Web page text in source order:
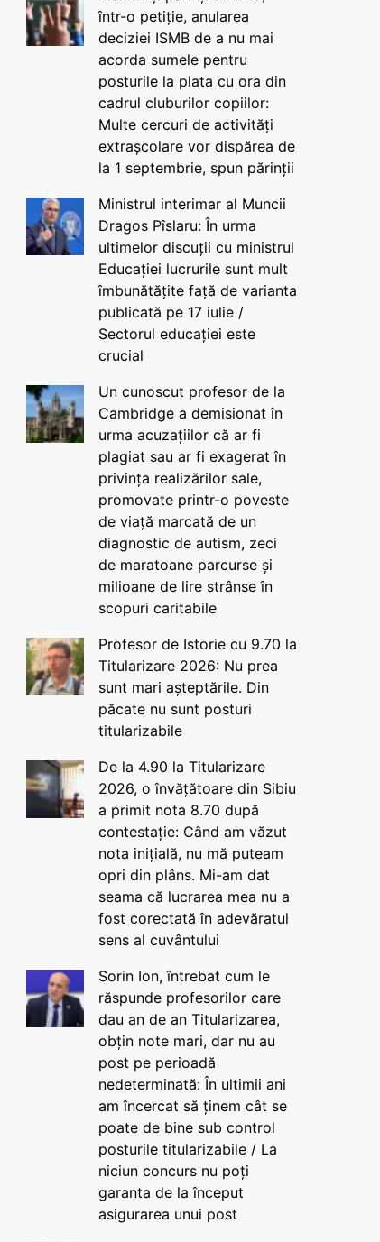
într-o petiție, anularea
deciziei ISMB de a nu mai
acorda sumele pentru
posturile la plata cu ora din
cadrul cluburilor copiilor:
Multe cercuri de activități
extrașcolare vor dispărea de
la 1 septembrie, spun părinții
Ministrul interimar al Muncii
Dragos Pîslaru: În urma
ultimelor discuții cu ministrul
Educației lucrurile sunt mult
îmbunătățite față de varianta
publicată pe 17 iulie /
Sectorul educației este
crucial
Un cunoscut profesor de la
Cambridge a demisionat în
urma acuzațiilor că ar fi
plagiat sau ar fi exagerat în
privința realizărilor sale,
promovate printr-o poveste
de viață marcată de un
diagnostic de autism, zeci
de maratoane parcurse și
milioane de lire strânse în
scopuri caritabile
Profesor de Istorie cu 9.70 la
Titularizare 2026: Nu prea
sunt mari așteptările. Din
păcate nu sunt posturi
titularizabile
De la 4.90 la Titularizare
2026, o învățătoare din Sibiu
a primit nota 8.70 după
contestație: Când am văzut
nota inițială, nu mă puteam
opri din plâns. Mi-am dat
seama că lucrarea mea nu a
fost corectată în adevăratul
sens al cuvântului
Sorin Ion, întrebat cum le
răspunde profesorilor care
dau an de an Titularizarea,
obțin note mari, dar nu au
post pe perioadă
nedeterminată: În ultimii ani
am încercat să ținem cât se
poate de bine sub control
posturile titularizabile / La
niciun concurs nu poți
garanta de la început
asigurarea unui post